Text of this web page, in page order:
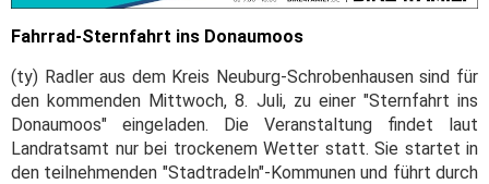
Fahrrad-Sternfahrt ins Donaumoos
(ty) Radler aus dem Kreis Neuburg-Schrobenhausen sind für
den kommenden Mittwoch, 8. Juli, zu einer "Sternfahrt ins
Donaumoos" eingeladen. Die Veranstaltung findet laut
Landratsamt nur bei trockenem Wetter statt. Sie startet in
den teilnehmenden "Stadtradeln"-Kommunen und führt durch